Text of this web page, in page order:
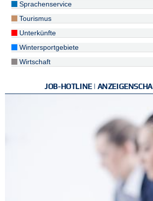
Sprachenservice
Tourismus
Unterkünfte
Wintersportgebiete
Wirtschaft
JOB-HOTLINE |